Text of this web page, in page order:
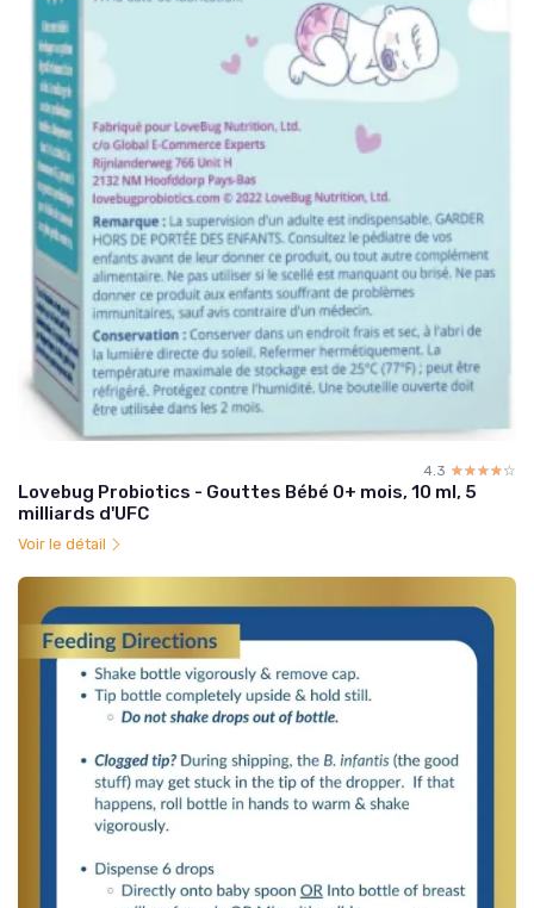
4.3 ☆☆☆☆☆
★★★★★
Lovebug Probiotics - Gouttes Bébé 0+ mois, 10 ml, 5
milliards d'UFC
Voir le détail